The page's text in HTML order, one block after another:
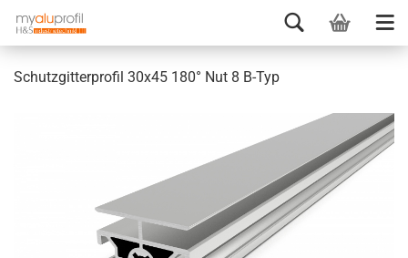
Schutzgitterprofil 30x45 180° Nut 8 B-Typ